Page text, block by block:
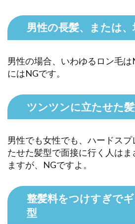
男性の長髪、または、
男性の場合、いわゆるロン毛
にはNGです。
ツンツンに立たせた
男性でも女性でも、ハードス
たせた髪型で面接に行く人は
ますが、NGですよ。
整髪料をつけすぎで
型